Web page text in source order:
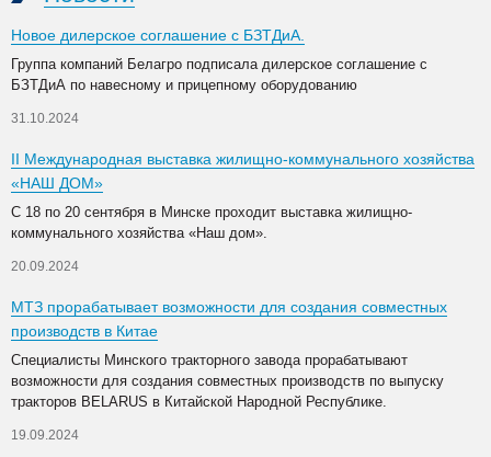
Новое дилерское соглашение с БЗТДиА.
Группа компаний Белагро подписала дилерское соглашение с
БЗТДиА по навесному и прицепному оборудованию
31.10.2024
II Международная выставка жилищно-коммунального хозяйства
«НАШ ДОМ»
С 18 по 20 сентября в Минске проходит выставка жилищно-
коммунального хозяйства «Наш дом».
20.09.2024
МТЗ прорабатывает возможности для создания совместных
производств в Китае
Специалисты Минского тракторного завода прорабатывают
возможности для создания совместных производств по выпуску
тракторов BELARUS в Китайской Народной Республике.
19.09.2024